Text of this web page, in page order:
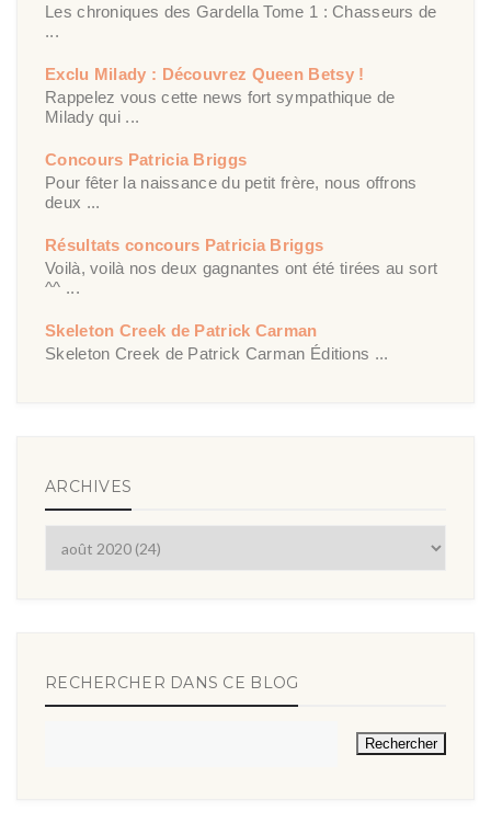
Les chroniques des Gardella Tome 1 : Chasseurs de
...
Exclu Milady : Découvrez Queen Betsy !
Rappelez vous cette news fort sympathique de
Milady qui ...
Concours Patricia Briggs
Pour fêter la naissance du petit frère, nous offrons
deux ...
Résultats concours Patricia Briggs
Voilà, voilà nos deux gagnantes ont été tirées au sort
^^ ...
Skeleton Creek de Patrick Carman
Skeleton Creek de Patrick Carman Éditions ...
ARCHIVES
RECHERCHER DANS CE BLOG